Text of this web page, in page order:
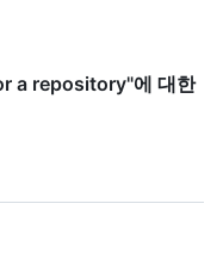
a repository"에 대한